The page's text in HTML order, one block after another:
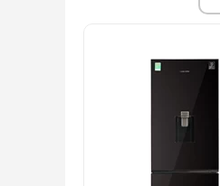
Tiện ích thông
B350MA(GM)